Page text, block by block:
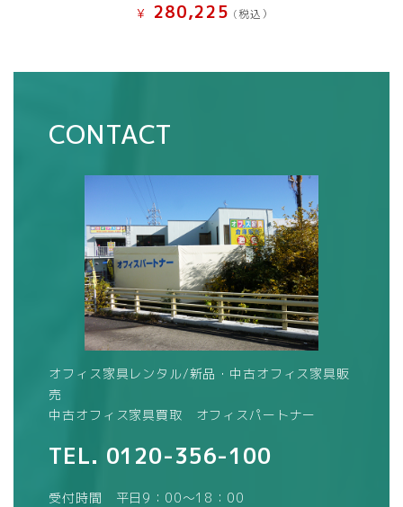
¥ 280,225 (税込）
CONTACT
オフィス家具レンタル/新品・中古オフィス家具販
売
中古オフィス家具買取 オフィスパートナー
TEL. 0120-356-100
受付時間 平日9：00～18：00